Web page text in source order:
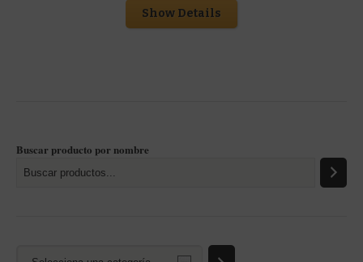
Show Details
Buscar producto por nombre